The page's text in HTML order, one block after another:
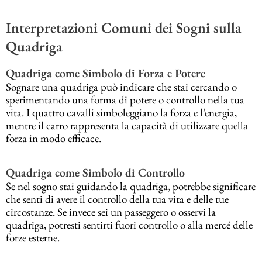
Interpretazioni Comuni dei Sogni sulla
Quadriga
Quadriga come Simbolo di Forza e Potere
Sognare una quadriga può indicare che stai cercando o
sperimentando una forma di potere o controllo nella tua
vita. I quattro cavalli simboleggiano la forza e l’energia,
mentre il carro rappresenta la capacità di utilizzare quella
forza in modo efficace.
Quadriga come Simbolo di Controllo
Se nel sogno stai guidando la quadriga, potrebbe significare
che senti di avere il controllo della tua vita e delle tue
circostanze. Se invece sei un passeggero o osservi la
quadriga, potresti sentirti fuori controllo o alla mercé delle
forze esterne.